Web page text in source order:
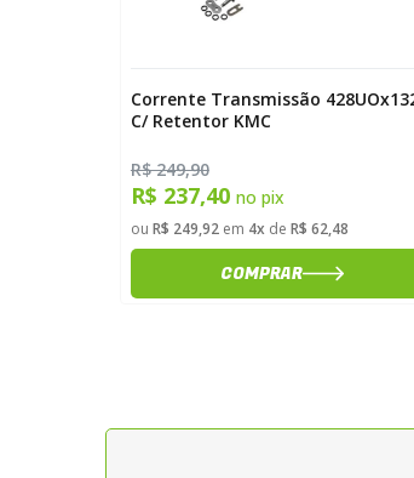
Corrente Transmissão
C/ Retentor KMC
R$ 249,90
R$ 237,40 no pix
ou R$ 249,92 em 4xde R$ 62,48
COMPRAR